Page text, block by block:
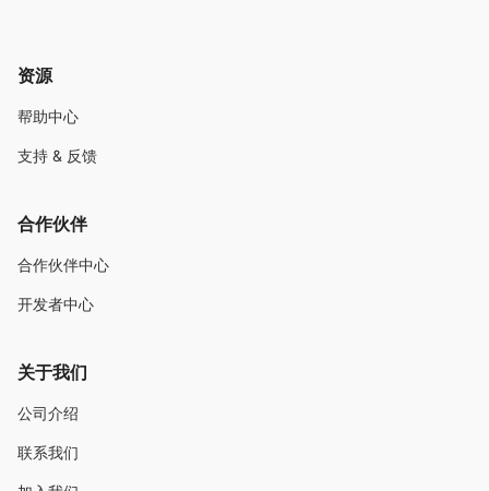
资源
帮助中心
支持 & 反馈
合作伙伴
合作伙伴中心
开发者中心
关于我们
公司介绍
联系我们